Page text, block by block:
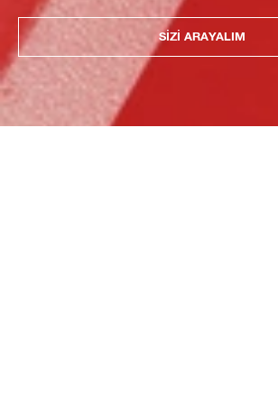
SIZI ARAYALIM